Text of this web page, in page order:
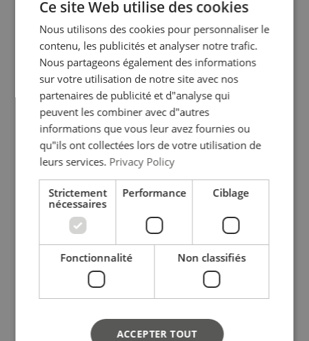
Marquage:
Palan électrique à chaîne
type SR 400 V. Commande
Voir le produit
Palan électrique à chaîne
monophasé type SR
230V/24V
Voir le produit
Palan électrique à chaîne
type LK-13 400V/24V
Le palan à chaîne sur
batterie REMA X-BL
Ce site Web utilise des cookies
Nous utilisons des cookies pour personnaliser le
contenu, les publicités et analyser notre trafic.
Nous partageons également des informations
sur votre utilisation de notre site avec nos
partenaires de publicité et d"analyse qui
peuvent les combiner avec d"autres
informations que vous leur avez fournies ou
qu"ils ont collectées lors de votre utilisation de
leurs services. Privacy Policy
Strictement
nécessaires
Performance Ciblage
Fonctionnalité Non classifiés
ACCEPTER TOUT